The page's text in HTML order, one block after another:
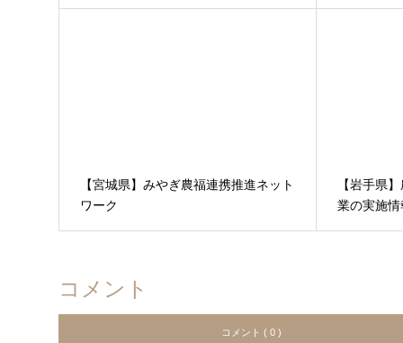
【宮城県】みやぎ農福連携推進ネット
ワーク
【岩手県
業の実施情
コメント
コメント ( 0 )